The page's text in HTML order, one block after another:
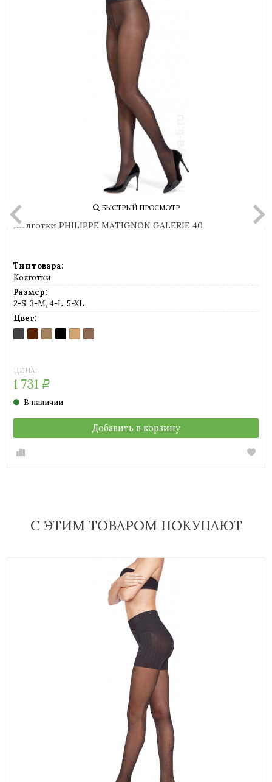
БЫСТРЫЙ ПРОСМОТР
Колготки PHILIPPE MATIGNON GALERIE 40
Тип товара:
Колготки
Размер:
2-S, 3-M, 4-L, 5-XL
Цвет:
ANTRACITE
(темно-
CAPPUCCINO
(шоколад)
COGNAC
(легкий
NERO
(черный)
PLAYA
(светло-
THE
(легкий
ЦЕНА:
1 731 Р
В наличии
Добавить в корзину
С ЭТИМ ТОВАРОМ ПОКУПАЮТ